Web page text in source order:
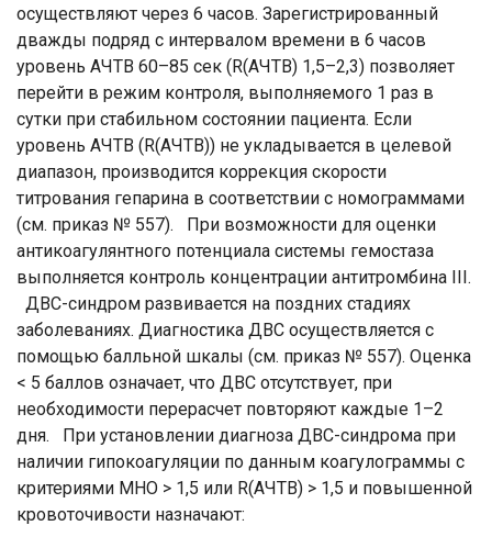
осуществляют через 6 часов. Зарегистрированный
дважды подряд с интервалом времени в 6 часов
уровень АЧТВ 60–85 сек (R(АЧТВ) 1,5–2,3) позволяет
перейти в режим контроля, выполняемого 1 раз в
сутки при стабильном состоянии пациента. Если
уровень АЧТВ (R(АЧТВ)) не укладывается в целевой
диапазон, производится коррекция скорости
титрования гепарина в соответствии с номограммами
(см. приказ № 557). При возможности для оценки
антикоагулянтного потенциала системы гемостаза
выполняется контроль концентрации антитромбина III.
ДВС-синдром развивается на поздних стадиях
заболеваниях. Диагностика ДВС осуществляется с
помощью балльной шкалы (см. приказ № 557). Оценка
< 5 баллов означает, что ДВС отсутствует, при
необходимости перерасчет повторяют каждые 1–2
дня. При установлении диагноза ДВС-синдрома при
наличии гипокоагуляции по данным коагулограммы с
критериями МНО > 1,5 или R(АЧТВ) > 1,5 и повышенной
кровоточивости назначают: